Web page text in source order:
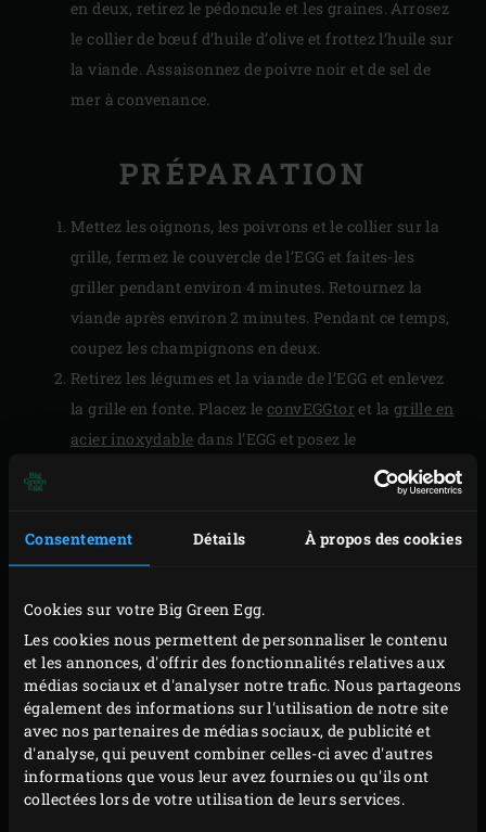
Consentement Détails À propos des cookies
Cookies sur votre Big Green Egg.
Les cookies nous permettent de personnaliser le contenu
et les annonces, d'offrir des fonctionnalités relatives aux
médias sociaux et d'analyser notre trafic. Nous partageons
également des informations sur l'utilisation de notre site
avec nos partenaires de médias sociaux, de publicité et
d'analyse, qui peuvent combiner celles-ci avec d'autres
informations que vous leur avez fournies ou qu'ils ont
collectées lors de votre utilisation de leurs services.
en deux, retirez le pédoncule et les graines. Arrosez
le collier de bœuf d’huile d’olive et frottez l’huile sur
la viande. Assaisonnez de poivre noir et de sel de
mer à convenance.
PRÉPARATION
Mettez les oignons, les poivrons et le collier sur la
grille, fermez le couvercle de l’EGG et faites-les
griller pendant environ 4 minutes. Retournez la
viande après environ 2 minutes. Pendant ce temps,
coupez les champignons en deux.
Retirez les légumes et la viande de l’EGG et enlevez
la grille en fonte. Placez le convEGGtor et la grille en
acier inoxydable dans l’EGG et posez le
dessus pour le préchauffer. La température
de l’EGG descend à 140 °C lorsque les accessoires
froids sont mis à l’intérieur, maintenez la
température à ce niveau pour la suite de la
Coupez les oignons et les poivrons grillés en gros
morceaux. Ajoutez le beurre dans le faitout et
faites-y revenir les oignons pendant environ 5
minutes jusqu’à ce qu’ils soient translucides.
Écrasez l’ail (dans sa peau) et ajoutez-le aux
oignons avec le paprika en poudre. Incorporez la
farine au mélange d’oignons. Laissez la farine cuire